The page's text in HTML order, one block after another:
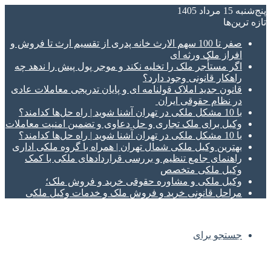
پنج‌شنبه 15 مرداد 1405
تازه‌ ترین‌ها
صفر تا 100 سهم الارث خانه پدری از تقسیم ارث تا فروش و
افراز ملک ورثه ای
اگر مستأجر ملک را تخلیه نکند و موجر پول پیش را ندهد چه
راهکار قانونی وجود دارد؟
قانون جدید املاک قولنامه ای و پایان تدریجی معاملات عادی
در نظام حقوقی ایران
با 10 مشکل ملکی در تهران آشنا شوید | راه حل‌ها کدامند؟
وکیل برای ملک تجاری و حل دعاوی و تضمین امنیت معاملات
با 10 مشکل ملکی در تهران آشنا شوید | راه حل‌ها کدامند؟
بهترین وکیل ملکی شمال تهران | همراه با گروه ملکی اداری
راهنمای جامع تنظیم و بررسی قراردادهای ملکی با کمک
وکیل ملکی متخصص
وکیل ملکی و مشاوره حقوقی خرید و فروش ملک؛
مراحل قانونی خرید و فروش ملک و خدمات وکیل ملکی
جستجو برای